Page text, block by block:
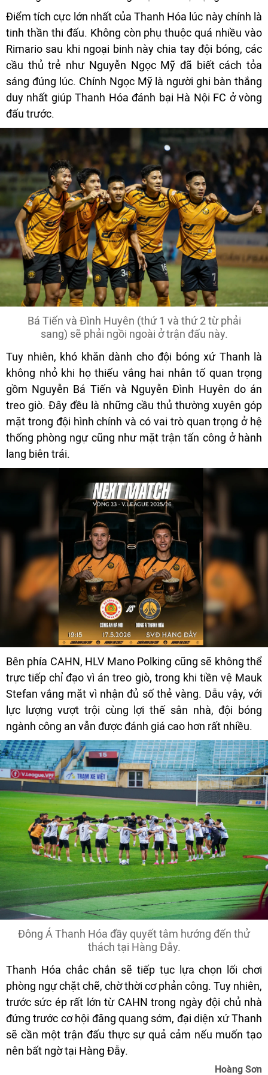
Điểm tích cực lớn nhất của Thanh Hóa lúc này chính là
tinh thần thi đấu. Không còn phụ thuộc quá nhiều vào
Rimario sau khi ngoại binh này chia tay đội bóng, các
cầu thủ trẻ như Nguyễn Ngọc Mỹ đã biết cách tỏa
sáng đúng lúc. Chính Ngọc Mỹ là người ghi bàn thắng
duy nhất giúp Thanh Hóa đánh bại Hà Nội FC ở vòng
đấu trước.
Bá Tiến và Đình Huyên (thứ 1 và thứ 2 từ phải
sang) sẽ phải ngồi ngoài ở trận đấu này.
Tuy nhiên, khó khăn dành cho đội bóng xứ Thanh là
không nhỏ khi họ thiếu vắng hai nhân tố quan trọng
gồm Nguyễn Bá Tiến và Nguyễn Đình Huyên do án
treo giò. Đây đều là những cầu thủ thường xuyên góp
mặt trong đội hình chính và có vai trò quan trọng ở hệ
thống phòng ngự cũng như mặt trận tấn công ở hành
lang biên trái.
Bên phía CAHN, HLV Mano Polking cũng sẽ không thể
trực tiếp chỉ đạo vì án treo giò, trong khi tiền vệ Mauk
Stefan vắng mặt vì nhận đủ số thẻ vàng. Dẫu vậy, với
lực lượng vượt trội cùng lợi thế sân nhà, đội bóng
ngành công an vẫn được đánh giá cao hơn rất nhiều.
Đông Á Thanh Hóa đầy quyết tâm hướng đến thử
thách tại Hàng Đẫy.
Thanh Hóa chắc chắn sẽ tiếp tục lựa chọn lối chơi
phòng ngự chặt chẽ, chờ thời cơ phản công. Tuy nhiên,
trước sức ép rất lớn từ CAHN trong ngày đội chủ nhà
đứng trước cơ hội đăng quang sớm, đại diện xứ Thanh
sẽ cần một trận đấu thực sự quả cảm nếu muốn tạo
nên bất ngờ tại Hàng Đẫy.
Hoàng Sơn